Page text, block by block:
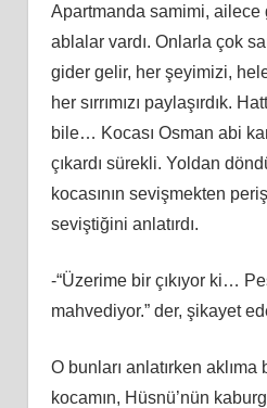
Apartmanda samimi, ailece
ablalar vardı. Onlarla çok
gider gelir, her şeyimizi,
her sırrımızı paylaşırdık.
bile… Kocası Osman abi
çıkardı sürekli. Yoldan
kocasının sevişmekten
seviştiğini anlatırdı.
-“Üzerime bir çıkıyor ki…
mahvediyor.” der, şikayet
O bunları anlatırken
kocamın, Hüsnü’nün